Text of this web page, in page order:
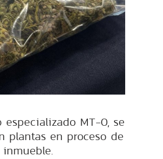
MT-0, se
plantas en proceso de